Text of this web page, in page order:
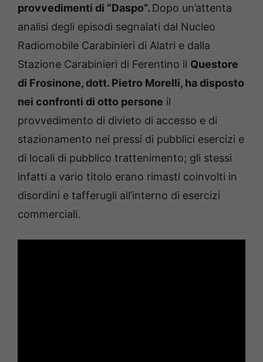
provvedimenti di “Daspo”. Dopo un’attenta
analisi degli episodi segnalati dal Nucleo
Radiomobile Carabinieri di Alatri e dalla
Stazione Carabinieri di Ferentino il Questore
di Frosinone, dott. Pietro Morelli, ha disposto
nei confronti di otto persone il
provvedimento di divieto di accesso e di
stazionamento nei pressi di pubblici esercizi e
di locali di pubblico trattenimento; gli stessi
infatti a vario titolo erano rimasti coinvolti in
disordini e tafferugli all’interno di esercizi
commerciali.